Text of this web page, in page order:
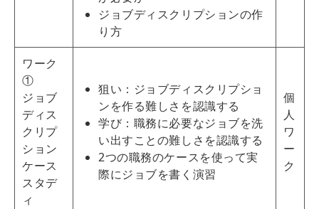
ジョブディスクリプションの作
り方
ワーク
①
ジョブ
ディス
クリプ
ション
ケース
スタデ
ィ
狙い：ジョブディスクリプショ
ンを作る難しさを認識する
学び：職務に必要なジョブを洗
い出すことの難しさを認識する
2つの職務のケースを使って実
際にジョブを書く演習
個
人
ワ
ー
ク